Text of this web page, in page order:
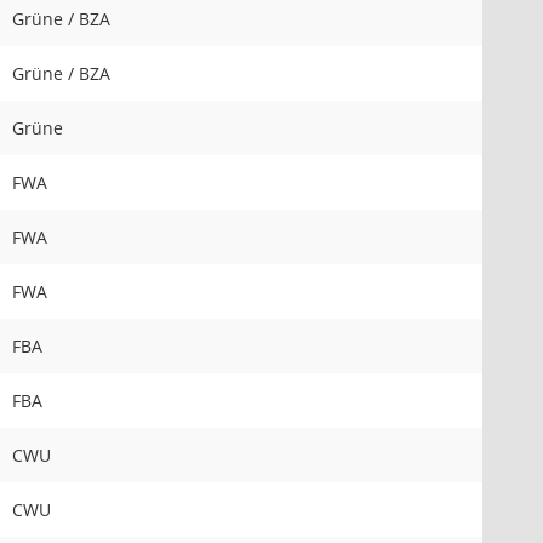
Grüne / BZA
Grüne / BZA
Grüne
FWA
FWA
FWA
FBA
FBA
CWU
CWU